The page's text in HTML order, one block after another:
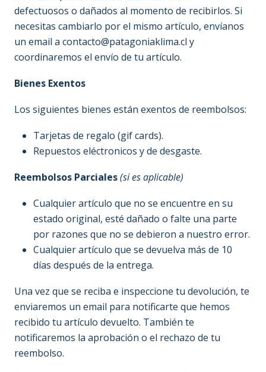
defectuosos o dañados al momento de recibirlos. Si
necesitas cambiarlo por el mismo artículo, envíanos
un email a contacto@patagoniaklima.cl y
coordinaremos el envío de tu artículo.
Bienes Exentos
Los siguientes bienes están exentos de reembolsos:
Tarjetas de regalo (gif cards).
Repuestos eléctronicos y de desgaste.
Reembolsos Parciales(si es aplicable)
Cualquier artículo que no se encuentre en su
estado original, esté dañado o falte una parte
por razones que no se debieron a nuestro error.
Cualquier artículo que se devuelva más de 10
días después de la entrega.
Una vez que se reciba e inspeccione tu devolución, te
enviaremos un email para notificarte que hemos
recibido tu artículo devuelto. También te
notificaremos la aprobación o el rechazo de tu
reembolso.